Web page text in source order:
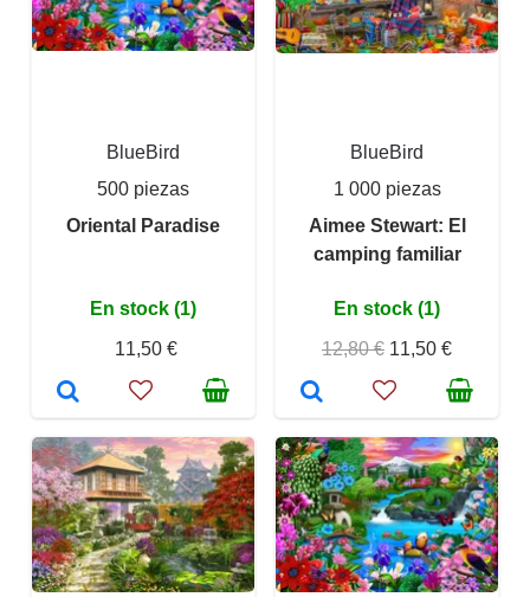
BlueBird
500 piezas
Oriental Paradise
En stock (1)
11,50 €
BlueBird
1 000 piezas
Aimee Stewart: El
camping familiar
En stock (1)
12,80 € 11,50 €